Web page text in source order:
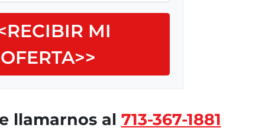
n
o
llamarnos al 713-367-1881